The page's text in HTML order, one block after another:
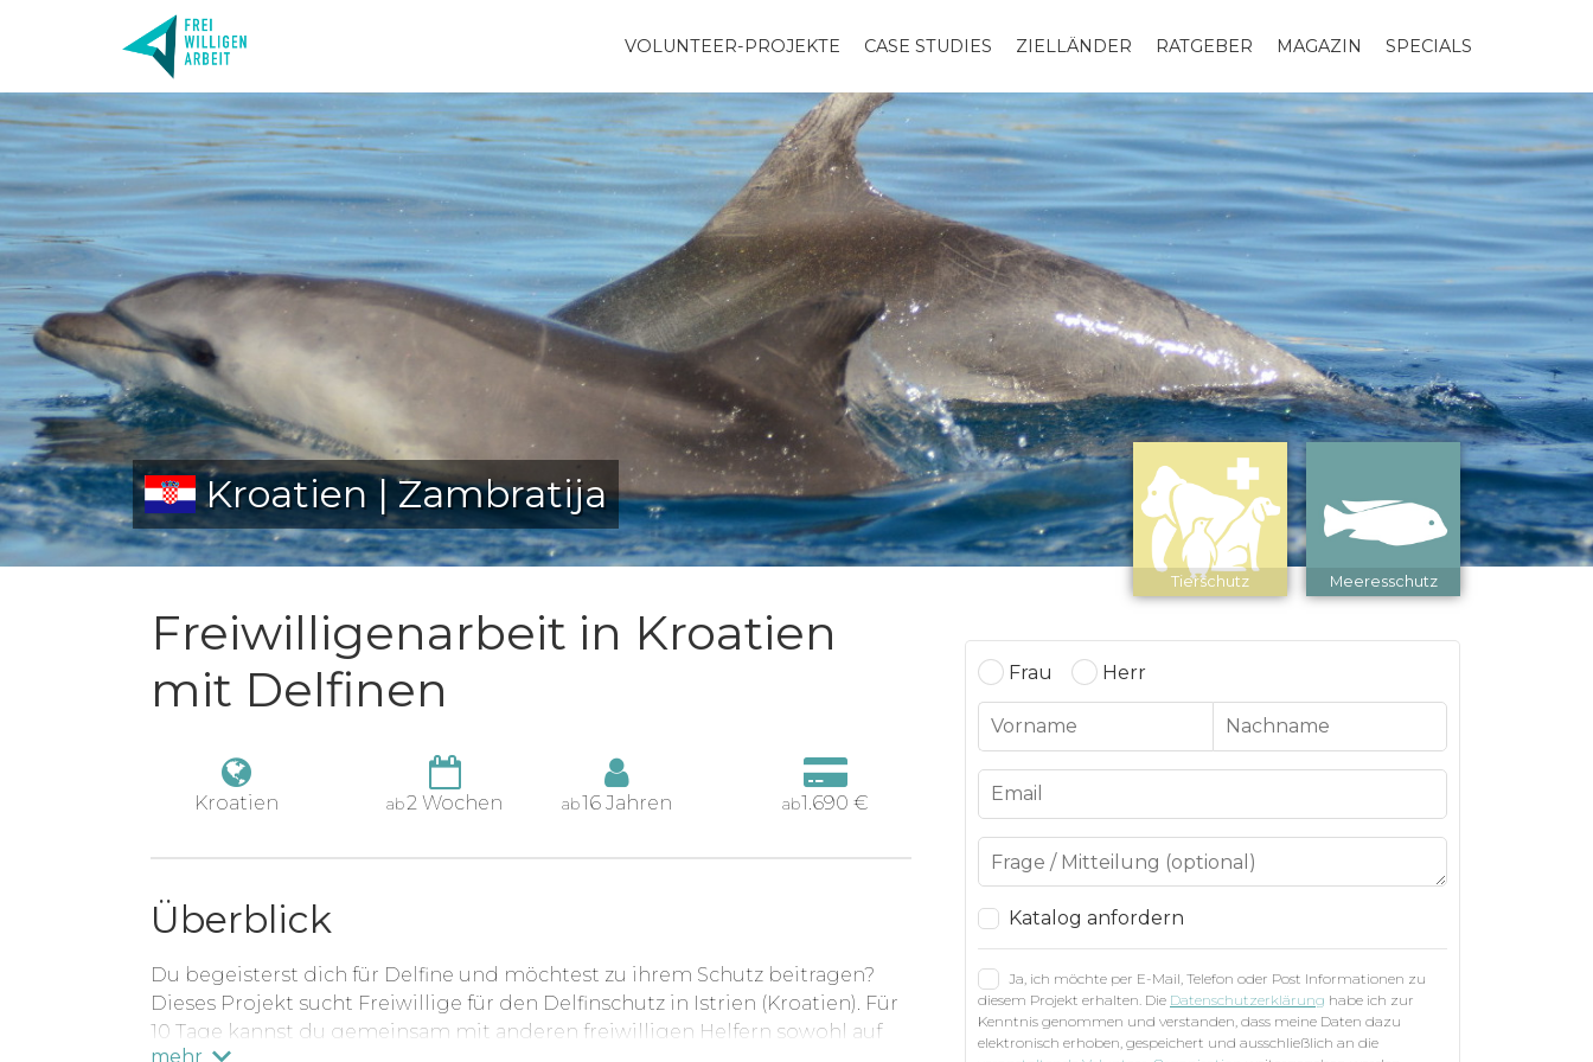
VOLUNTEER-PROJEKTE CASE STUDIES ZIELLÄNDER RATGEBER MAGAZIN SPECIALS
Kroatien | Zambratija
Meeresschutz
Tierschutz
Freiwilligenarbeit in Kroatien
mit Delfinen
Kroatien ab2 Wochen ab16 Jahren ab1.690 €
Überblick
Du begeisterst dich für Delfine und möchtest zu ihrem Schutz beitragen?
Dieses Projekt sucht Freiwillige für den Delfinschutz in Istrien (Kroatien). Für
10 Tage kannst du gemeinsam mit anderen freiwilligen Helfern sowohl auf
mehr
Frau Herr
Katalog anfordern
Ja, ich möchte per E-Mail, Telefon oder Post Informationen zu
diesem Projekt erhalten. Die Datenschutzerklärung habe ich zur
Kenntnis genommen und verstanden, dass meine Daten dazu
elektronisch erhoben, gespeichert und ausschließlich an die